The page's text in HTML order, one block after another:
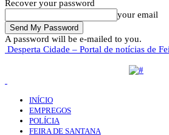
Recover your password
your email
A password will be e-mailed to you.
Desperta Cidade – Portal de notícias de
INÍCIO
EMPREGOS
POLÍCIA
FEIRA DE SANTANA